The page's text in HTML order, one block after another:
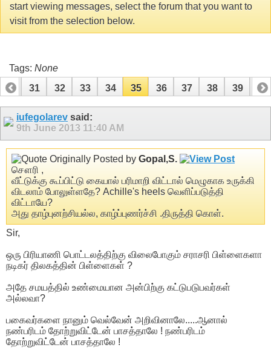
start viewing messages, select the forum that you want to
visit from the selection below.
Tags: None
30
31 32 33 34 35 36 37 38 39 40
iufegolarev said:
9th June 2013 11:40 AM
Originally Posted by Gopal,S.
சௌரி ,
வீட்டுக்கு கூப்பிட்டு கையால் பரிமாறி விட்டால் மெழுகாக உருக்கி
விடலாம் போலுள்ளதே? Achille's heels வெளிப்படுத்தி
விட்டாயே?
அது தாழ்புனற்சியல்ல, காழ்ப்புணர்ச்சி .திருத்தி கொள்.
Sir,
ஒரு பிரியாணி பொட்டலத்திற்கு விலைபோகும் சராசரி பிள்ளைகளா
நடிகர் திலகத்தின் பிள்ளைகள் ?
அதே சமயத்தில் உண்மையான அன்பிற்கு கட்டுபடுபவர்கள்
அல்லவா?
பகைவர்களை நானும் வெல்வேன் அறிவினாலே.....ஆனால்
நண்பரிடம் தோற்றுவிட்டேன் பாசத்தாலே ! நண்பரிடம்
தோற்றுவிட்டேன் பாசத்தாலே !